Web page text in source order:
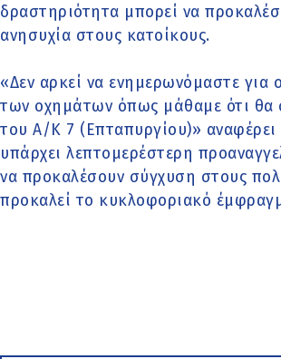
δραστηριότητα μπορεί να
ανησυχία στους κατοίκους.
«Δεν αρκεί να ενημερωνόμαστε για
των οχημάτων όπως μάθαμε ότι θα
του Α/Κ 7 (Επταπυργίου)» αναφέρει
υπάρχει λεπτομερέστερη
να προκαλέσουν σύγχυση στους
προκαλεί το κυκλοφοριακό